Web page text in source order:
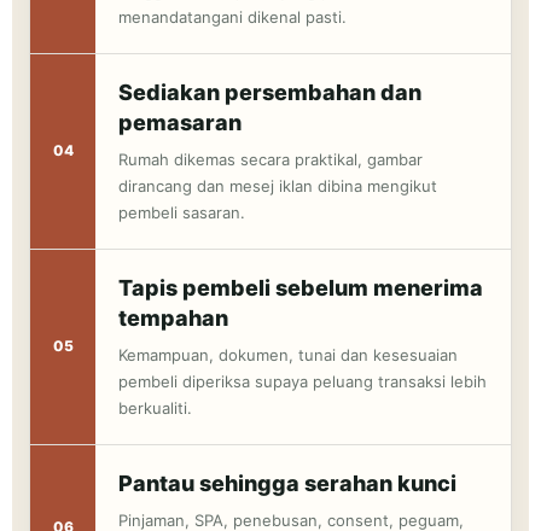
menandatangani dikenal pasti.
Sediakan persembahan dan
pemasaran
Rumah dikemas secara praktikal, gambar
dirancang dan mesej iklan dibina mengikut
pembeli sasaran.
Tapis pembeli sebelum menerima
tempahan
Kemampuan, dokumen, tunai dan kesesuaian
pembeli diperiksa supaya peluang transaksi lebih
berkualiti.
Pantau sehingga serahan kunci
Pinjaman, SPA, penebusan, consent, peguam,